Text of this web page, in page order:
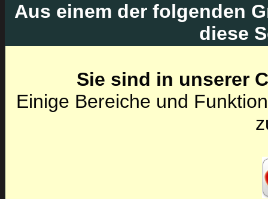
Aus einem der folgenden
diese
Sie sind in unserer
Einige Bereiche und